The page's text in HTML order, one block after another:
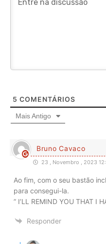
5 COMENTÁRIOS
Mais Antigo
Bruno Cavaco
23 , Novembro , 2023
Ao fim, com o seu bastão
para consegui-la.
” I’LL REMIND YOU THAT I
Responder